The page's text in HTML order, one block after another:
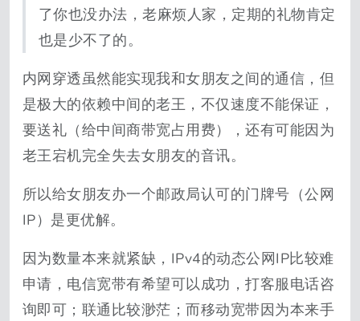
了你也没办法，老麻烦人家，定期的礼物肯定
也是少不了的。
内网穿透虽然能实现我和女朋友之间的通信，但
是极大的依赖中间的老王，不仅速度不能保证，
要送礼（给中间商带宽占用费），还有可能因为
老王宕机完全失去女朋友的音讯。
所以给女朋友办一个邮政局认可的门牌号（公网
IP）是更优解。
因为数量本来就紧缺，IPv4的动态公网IP比较难
申请，电信宽带有希望可以成功，打客服电话咨
询即可；联通比较渺茫；而移动宽带因为本来手